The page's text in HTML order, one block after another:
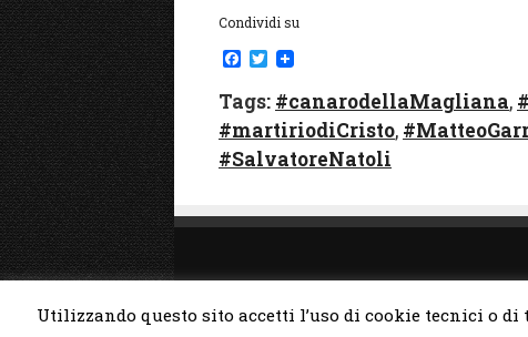
Condividi su
F
a
c
e
b
o
o
T
w
i
t
t
e
r
Tags: #canarodellaMagliana,
#martiriodiCristo,
#SalvatoreNatoli
creditsIt Heritage srl|
Utilizzando questo sito accetti l’uso di cookie tecnici o